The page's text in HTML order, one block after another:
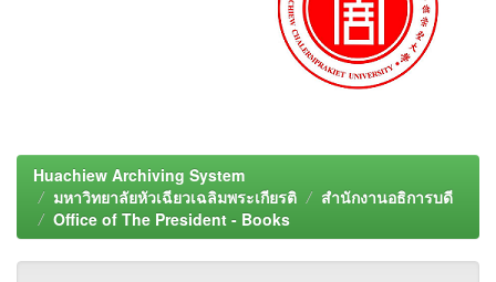
Huachiew Archiving System
มหาวิทยาลัยหัวเฉียวเฉลิมพระเกียรติ
สำนักงานอธิการบดี
Office of The President - Books